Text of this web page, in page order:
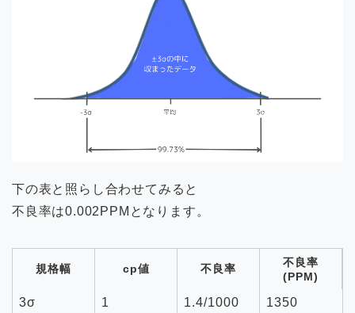
下の表と照らし合わせてみると
不良率は0.002PPMとなります。
規格幅 cp値 不良率
不良率
(PPM)
3σ 1 1.4/1000 1350